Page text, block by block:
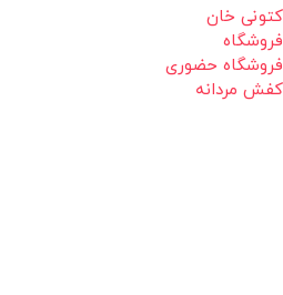
کتونی خان
فروشگاه
فروشگاه حضوری
کفش مردانه